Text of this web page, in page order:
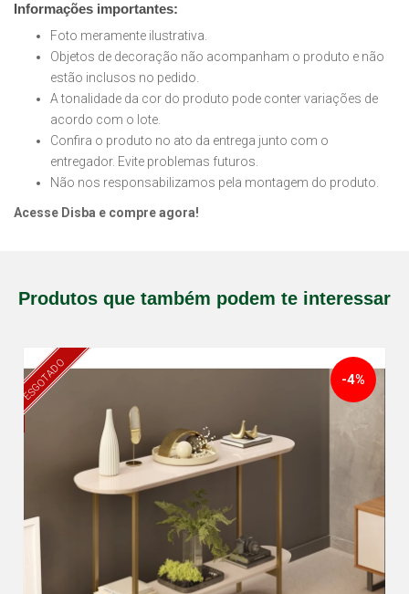
Informações importantes:
Foto meramente ilustrativa.
Objetos de decoração não acompanham o produto e não
estão inclusos no pedido.
A tonalidade da cor do produto pode conter variações de
acordo com o lote.
Confira o produto no ato da entrega junto com o
entregador. Evite problemas futuros.
Não nos responsabilizamos pela montagem do produto.
Acesse Disba e compre agora!
Produtos que também podem te interessar
ESGOTADO -4%